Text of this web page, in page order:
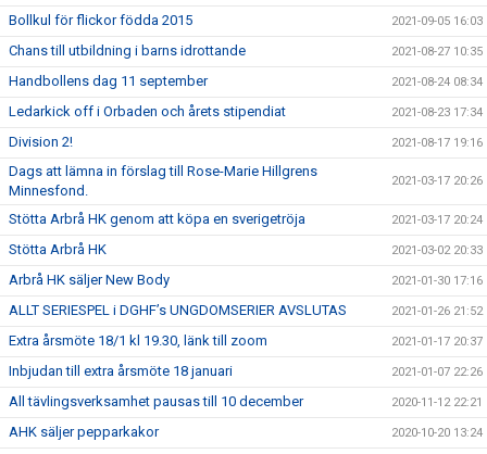
Bollkul för flickor födda 2015 2021-09-05 16:03
Chans till utbildning i barns idrottande 2021-08-27 10:35
Handbollens dag 11 september 2021-08-24 08:34
Ledarkick off i Orbaden och årets stipendiat 2021-08-23 17:34
Division 2! 2021-08-17 19:16
Dags att lämna in förslag till Rose-Marie Hillgrens
Minnesfond.
2021-03-17 20:26
Stötta Arbrå HK genom att köpa en sverigetröja 2021-03-17 20:24
Stötta Arbrå HK 2021-03-02 20:33
Arbrå HK säljer New Body 2021-01-30 17:16
ALLT SERIESPEL i DGHF’s UNGDOMSERIER AVSLUTAS 2021-01-26 21:52
Extra årsmöte 18/1 kl 19.30, länk till zoom 2021-01-17 20:37
Inbjudan till extra årsmöte 18 januari 2021-01-07 22:26
All tävlingsverksamhet pausas till 10 december 2020-11-12 22:21
AHK säljer pepparkakor 2020-10-20 13:24